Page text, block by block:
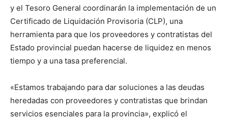
y el Tesoro General coordinarán la implementación de un
Certificado de Liquidación Provisoria (CLP), una
herramienta para que los proveedores y contratistas del
Estado provincial puedan hacerse de liquidez en menos
tiempo y a una tasa preferencial.
«Estamos trabajando para dar soluciones a las deudas
heredadas con proveedores y contratistas que brindan
servicios esenciales para la provincia», explicó el